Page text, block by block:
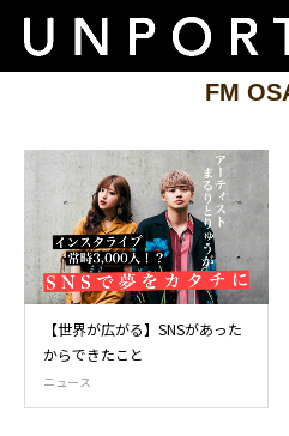
FM
【世界が広がる】SNSがあった
からできたこと
ニュース